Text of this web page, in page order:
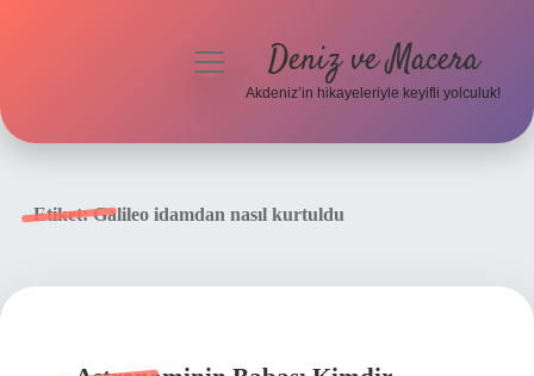
menüyü Deniz ve Macera
Akdeniz’in hikayeleriyle keyifli yolculuk!
Etiket:Galileo idamdan nasıl kurtuldu